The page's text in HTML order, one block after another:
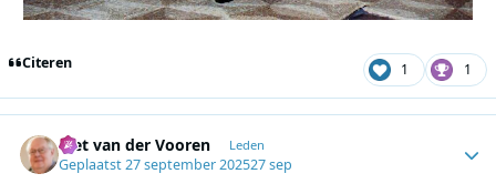
Citeren 1 1
Piet van der Vooren Leden
Geplaatst27 september 202527 sep